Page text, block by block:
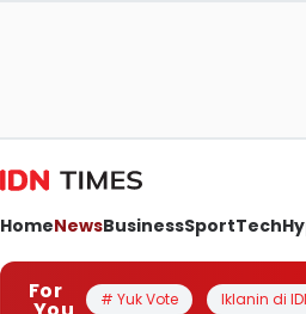
HomeNewsBusinessSportTech
For # Yuk Vote Iklanin di